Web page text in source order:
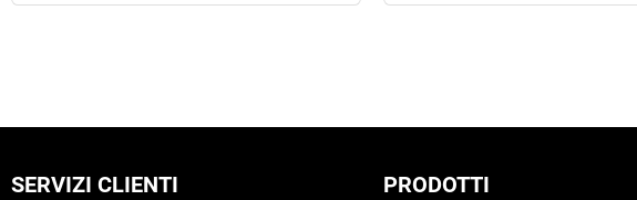
SERVIZI CLIENTI PRODOTTI